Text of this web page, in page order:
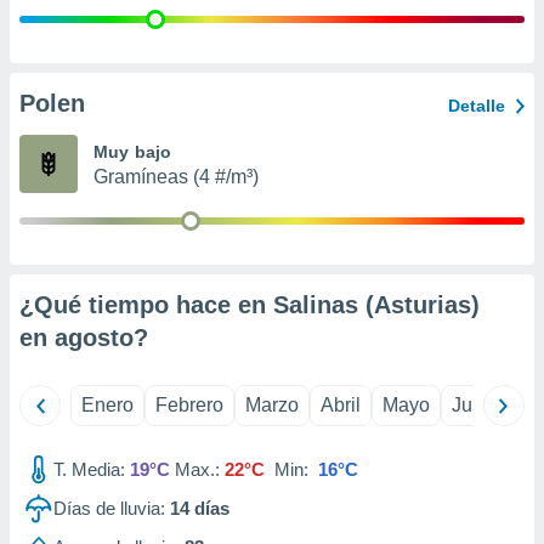
su
momento
en
o acceder
datos
Polen Detalle
Muy bajo
Gramíneas (4 #/m³)
¿Qué tiempo hace en Salinas (Asturias)
en agosto?
Enero Febrero Marzo Abril Mayo Junio
T. Media: 19°C Max.: 22°C Min: 16°C
Días de lluvia: 14días